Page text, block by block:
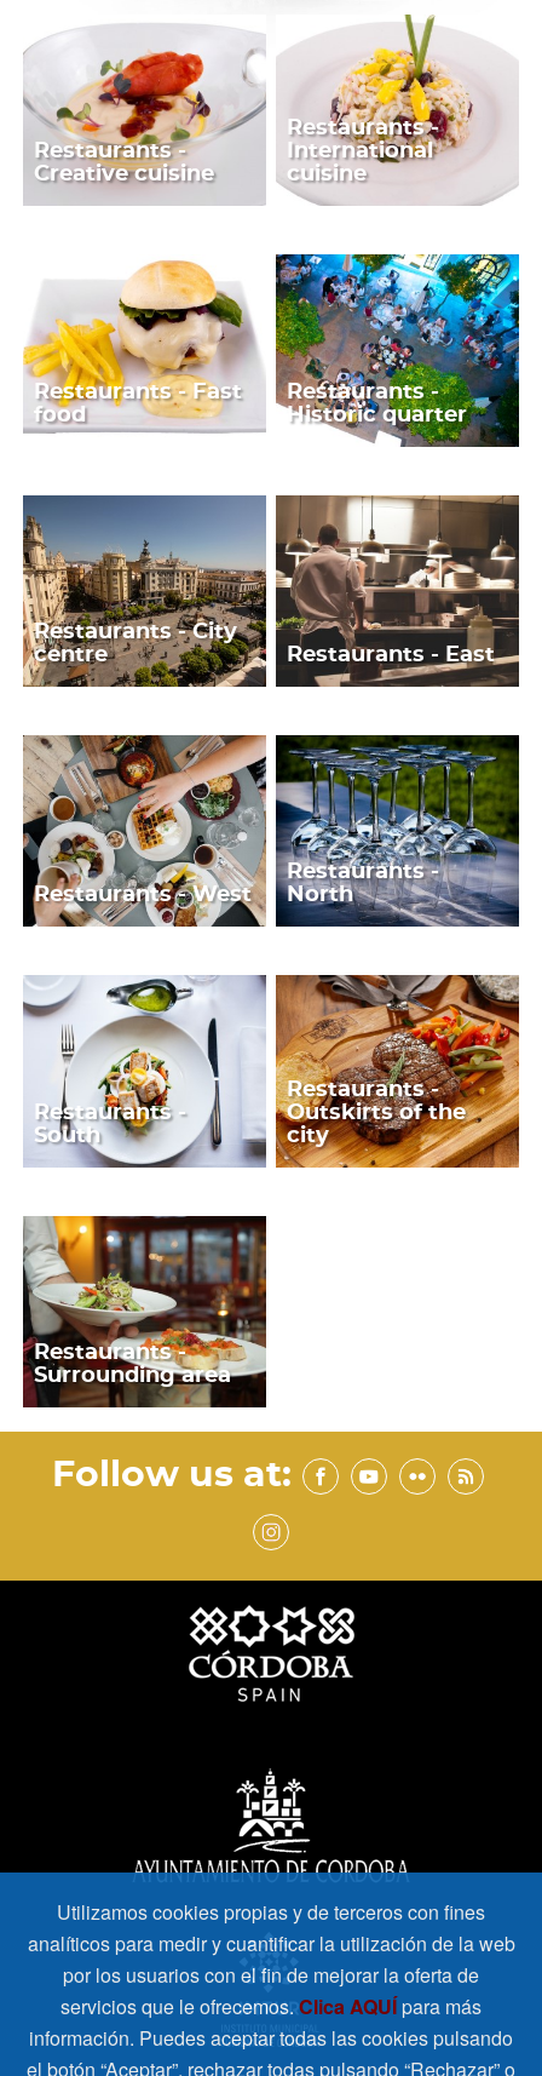
Restaurants -
Creative cuisine
Restaurants -
International
cuisine
Restaurants - Fast
food
Restaurants -
Historic quarter
Restaurants - City
centre
Restaurants - East
Restaurants - West
Restaurants -
North
Restaurants -
South
Restaurants -
Outskirts of the
city
Restaurants -
Surrounding area
Follow us at:
Utilizamos cookies propias y de terceros con fines
analíticos para medir y cuantificar la utilización de la web
por los usuarios con el fin de mejorar la oferta de
servicios que le ofrecemos. Clica AQUÍpara más
información. Puedes aceptar todas las cookies pulsando
el botón “Aceptar”, rechazar todas pulsando “Rechazar” o